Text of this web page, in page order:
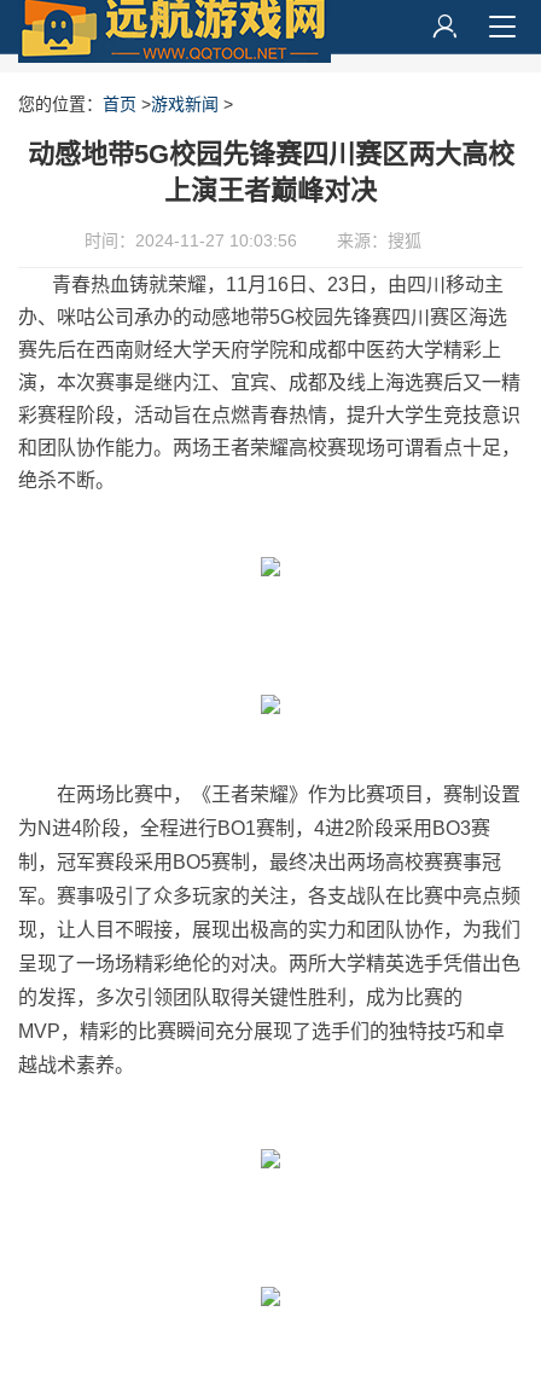
您的位置： 首页 >游戏新闻 >
动感地带5G校园先锋赛四川赛区两大高校
上演王者巅峰对决
时间：2024-11-27 10:03:56 来源：搜狐
青春热血铸就荣耀，11月16日、23日，由四川移动主
办、咪咕公司承办的动感地带5G校园先锋赛四川赛区海选
赛先后在西南财经大学天府学院和成都中医药大学精彩上
演，本次赛事是继内江、宜宾、成都及线上海选赛后又一精
彩赛程阶段，活动旨在点燃青春热情，提升大学生竞技意识
和团队协作能力。两场王者荣耀高校赛现场可谓看点十足，
绝杀不断。
在两场比赛中，《王者荣耀》作为比赛项目，赛制设置
为N进4阶段，全程进行BO1赛制，4进2阶段采用BO3赛
制，冠军赛段采用BO5赛制，最终决出两场高校赛赛事冠
军。赛事吸引了众多玩家的关注，各支战队在比赛中亮点频
现，让人目不暇接，展现出极高的实力和团队协作，为我们
呈现了一场场精彩绝伦的对决。两所大学精英选手凭借出色
的发挥，多次引领团队取得关键性胜利，成为比赛的
MVP，精彩的比赛瞬间充分展现了选手们的独特技巧和卓
越战术素养。